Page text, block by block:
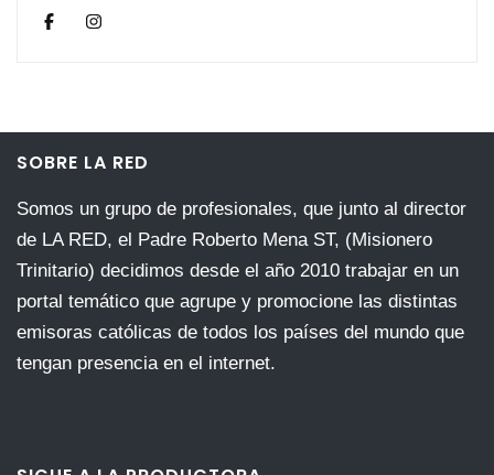
SOBRE LA RED
Somos un grupo de profesionales, que junto al director
de LA RED, el Padre Roberto Mena ST, (Misionero
Trinitario) decidimos desde el año 2010 trabajar en un
portal temático que agrupe y promocione las distintas
emisoras católicas de todos los países del mundo que
tengan presencia en el internet.